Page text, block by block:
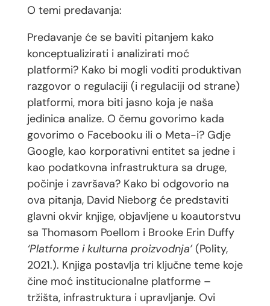
O temi predavanja:
Predavanje će se baviti pitanjem kako
konceptualizirati i analizirati moć
platformi? Kako bi mogli voditi produktivan
razgovor o regulaciji (i regulaciji od strane)
platformi, mora biti jasno koja je naša
jedinica analize. O čemu govorimo kada
govorimo o Facebooku ili o Meta-i? Gdje
Google, kao korporativni entitet sa jedne i
kao podatkovna infrastruktura sa druge,
počinje i završava? Kako bi odgovorio na
ova pitanja, David Nieborg će predstaviti
glavni okvir knjige, objavljene u koautorstvu
sa Thomasom Poellom i Brooke Erin Duffy
‘Platforme i kulturna proizvodnja’(Polity,
2021.). Knjiga postavlja tri ključne teme koje
čine moć institucionalne platforme –
tržišta, infrastruktura i upravljanje. Ovi